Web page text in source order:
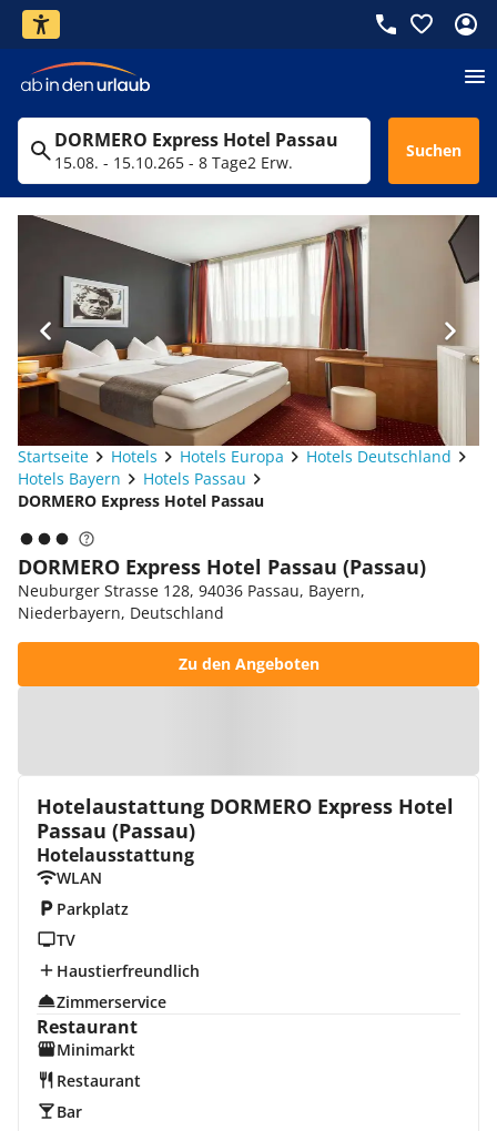
DORMERO Express Hotel Passau
15.08. - 15.10.265 - 8 Tage2 Erw.
Suchen
Startseite Hotels Hotels Europa
Hotels Deutschland
Hotels Bayern
Hotels Passau
DORMERO Express Hotel Passau
DORMERO Express Hotel Passau (Passau)
Neuburger Strasse 128, 94036 Passau, Bayern,
Niederbayern, Deutschland
Zu den Angeboten
Hotelaustattung DORMERO Express Hotel
Passau (Passau)
Hotelausstattung
WLAN
Parkplatz
TV
Haustierfreundlich
Zimmerservice
Restaurant
Minimarkt
Restaurant
Bar